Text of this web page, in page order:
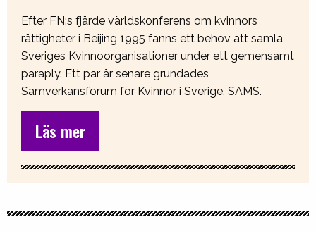
Efter FN:s fjärde världskonferens om kvinnors
rättigheter i Beijing 1995 fanns ett behov att samla
Sveriges Kvinnoorganisationer under ett gemensamt
paraply. Ett par år senare grundades
Samverkansforum för Kvinnor i Sverige, SAMS.
Läs mer